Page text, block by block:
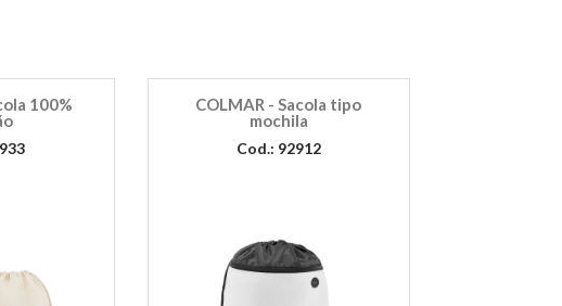
100%
COLMAR - Sacola tipo
mochila
Cod.: 92912